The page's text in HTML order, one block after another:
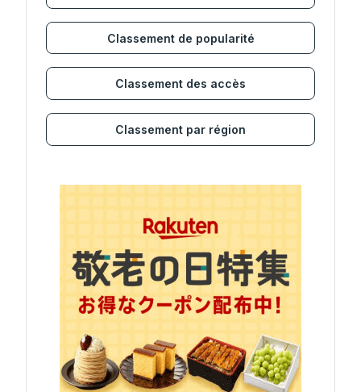
Classement de popularité
Classement des accès
Classement par région